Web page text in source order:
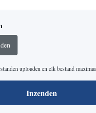
uploaden en elk bestand
Inzenden